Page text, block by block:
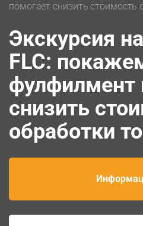
помогает снизить стоимость
Экскурсия
FLC:
фулфилмент
снизить
обработки